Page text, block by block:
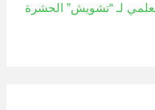
لـ “تشويش” الحشرة